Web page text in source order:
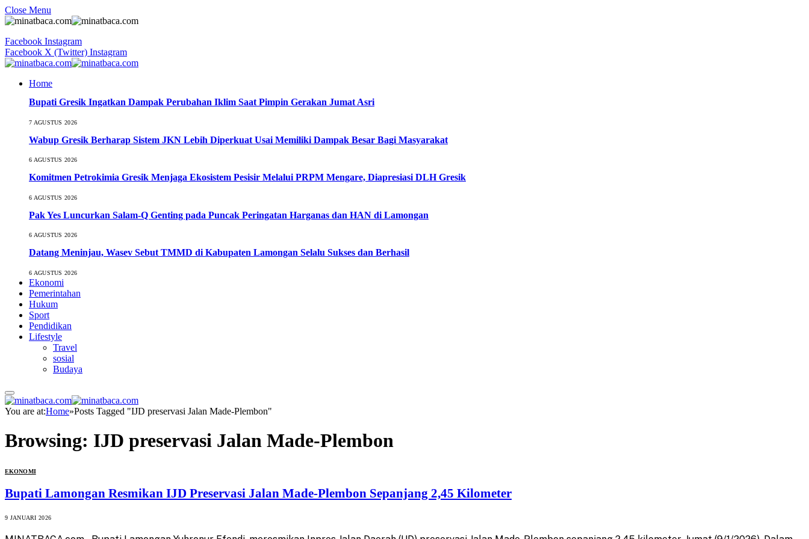
Close Menu
Facebook Instagram
Facebook X (Twitter) Instagram
Home
Bupati Gresik Ingatkan Dampak Perubahan Iklim Saat Pimpin Gerakan Jumat Asri
7 AGUSTUS 2026
Wabup Gresik Berharap Sistem JKN Lebih Diperkuat Usai Memiliki Dampak Besar Bagi Masyarakat
6 AGUSTUS 2026
Komitmen Petrokimia Gresik Menjaga Ekosistem Pesisir Melalui PRPM Mengare, Diapresiasi DLH Gresik
6 AGUSTUS 2026
Pak Yes Luncurkan Salam-Q Genting pada Puncak Peringatan Harganas dan HAN di Lamongan
6 AGUSTUS 2026
Datang Meninjau, Wasev Sebut TMMD di Kabupaten Lamongan Selalu Sukses dan Berhasil
6 AGUSTUS 2026
Ekonomi
Pemerintahan
Hukum
Sport
Pendidikan
Lifestyle
Travel
sosial
Budaya
You are at:Home»Posts Tagged "IJD preservasi Jalan Made-Plembon"
Browsing: IJD preservasi Jalan Made-Plembon
EKONOMI
Bupati Lamongan Resmikan IJD Preservasi Jalan Made-Plembon Sepanjang 2,45 Kilometer
9 JANUARI 2026